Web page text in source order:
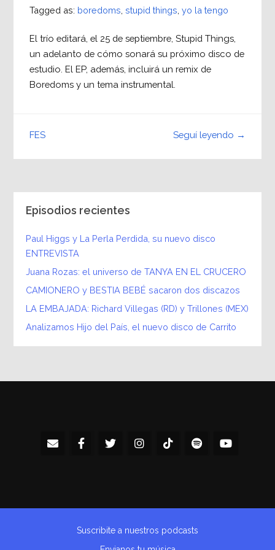
Tagged as: boredoms stupid things yo la tengo
El trío editará, el 25 de septiembre, Stupid Things,
un adelanto de cómo sonará su próximo disco de
estudio. El EP, además, incluirá un remix de
Boredoms y un tema instrumental.
Seguí leyendo →
FES
Episodios recientes
Paul Higgs y La Perla Perdida, su nuevo disco
ENTREVISTA
Juana Rozas: el universo de TANYA EN EL CRUCERO
CAMIONERO y BESTIA BEBÉ sacaron dos discazos
LA EMBAJADA: Richard Villegas (RD) y Trillones (MEX)
Analizamos Hijo del País, el nuevo disco de Carrito
Suscribite a nuestros podcasts